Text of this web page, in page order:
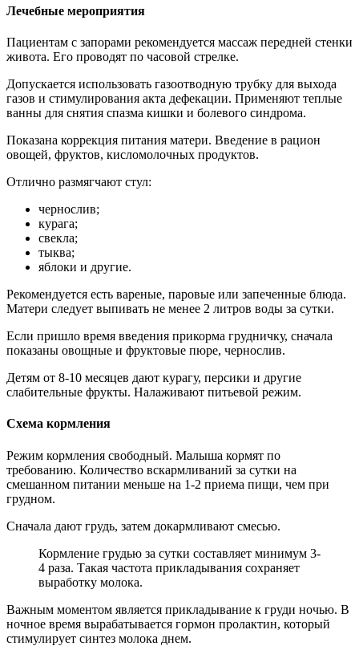
Лечебные мероприятия
Пациентам с запорами рекомендуется массаж передней стенки
живота. Его проводят по часовой стрелке.
Допускается использовать газоотводную трубку для выхода
газов и стимулирования акта дефекации. Применяют теплые
ванны для снятия спазма кишки и болевого синдрома.
Показана коррекция питания матери. Введение в рацион
овощей, фруктов, кисломолочных продуктов.
Отлично размягчают стул:
чернослив;
курага;
свекла;
тыква;
яблоки и другие.
Рекомендуется есть вареные, паровые или запеченные блюда.
Матери следует выпивать не менее 2 литров воды за сутки.
Если пришло время введения прикорма грудничку, сначала
показаны овощные и фруктовые пюре, чернослив.
Детям от 8-10 месяцев дают курагу, персики и другие
слабительные фрукты. Налаживают питьевой режим.
Схема кормления
Режим кормления свободный. Малыша кормят по
требованию. Количество вскармливаний за сутки на
смешанном питании меньше на 1-2 приема пищи, чем при
грудном.
Сначала дают грудь, затем докармливают смесью.
Кормление грудью за сутки составляет минимум 3-
4 раза. Такая частота прикладывания сохраняет
выработку молока.
Важным моментом является прикладывание к груди ночью. В
ночное время вырабатывается гормон пролактин, который
стимулирует синтез молока днем.